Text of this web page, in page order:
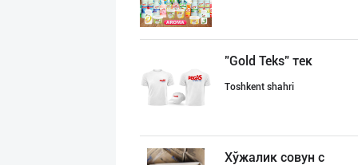
"Gold Teks" тек
Toshkent shahri
Хўжалик совун с